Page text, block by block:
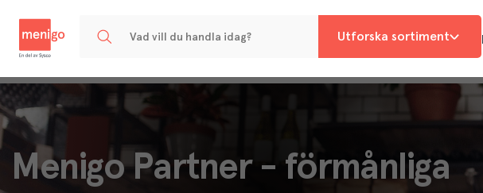
Utforska sortiment
Menigo Partner - förmånliga